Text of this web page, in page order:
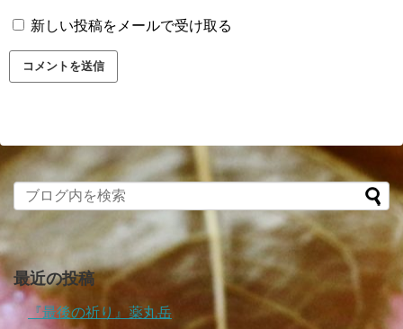
新しい投稿をメールで受け取る
最近の投稿
『最後の祈り』薬丸岳